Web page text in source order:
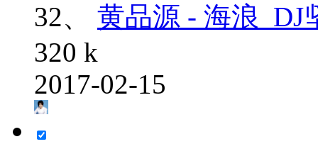
32、
黄品源 - 海浪_DJ
320 k
2017-02-15